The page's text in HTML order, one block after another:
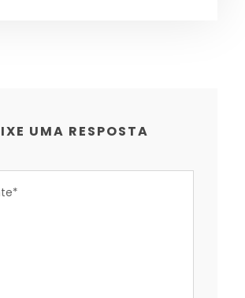
UMA RESPOSTA